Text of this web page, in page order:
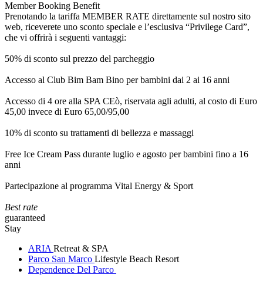
Member Booking Benefit
Prenotando la tariffa MEMBER RATE direttamente sul nostro sito
web, riceverete uno sconto speciale e l’esclusiva “Privilege Card”,
che vi offrirà i seguenti vantaggi:
50% di sconto sul prezzo del parcheggio
Accesso al Club Bim Bam Bino per bambini dai 2 ai 16 anni
Accesso di 4 ore alla SPA CEò, riservata agli adulti, al costo di Euro
45,00 invece di Euro 65,00/95,00
10% di sconto su trattamenti di bellezza e massaggi
Free Ice Cream Pass durante luglio e agosto per bambini fino a 16
anni
Partecipazione al programma Vital Energy & Sport
Best rate
guaranteed
Stay
ARIA Retreat & SPA
Parco San Marco Lifestyle Beach Resort
Dependence Del Parco